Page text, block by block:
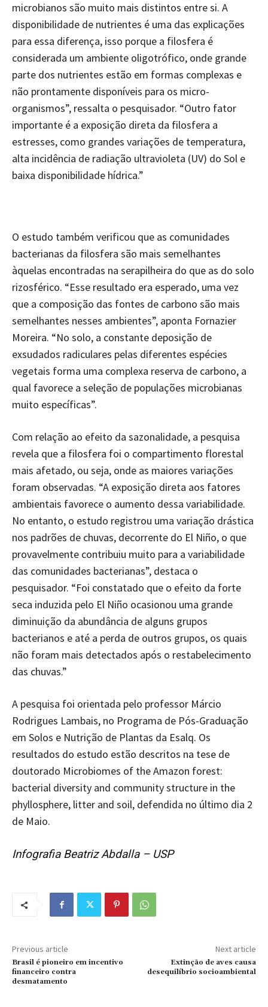
microbianos são muito mais distintos entre si. A
disponibilidade de nutrientes é uma das explicações
para essa diferença, isso porque a filosfera é
considerada um ambiente oligotrófico, onde grande
parte dos nutrientes estão em formas complexas e
não prontamente disponíveis para os micro-
organismos”, ressalta o pesquisador. “Outro fator
importante é a exposição direta da filosfera a
estresses, como grandes variações de temperatura,
alta incidência de radiação ultravioleta (UV) do Sol e
baixa disponibilidade hídrica.”
O estudo também verificou que as comunidades
bacterianas da filosfera são mais semelhantes
àquelas encontradas na serapilheira do que as do solo
rizosférico. “Esse resultado era esperado, uma vez
que a composição das fontes de carbono são mais
semelhantes nesses ambientes”, aponta Fornazier
Moreira. “No solo, a constante deposição de
exsudados radiculares pelas diferentes espécies
vegetais forma uma complexa reserva de carbono, a
qual favorece a seleção de populações microbianas
muito específicas”.
Com relação ao efeito da sazonalidade, a pesquisa
revela que a filosfera foi o compartimento florestal
mais afetado, ou seja, onde as maiores variações
foram observadas. “A exposição direta aos fatores
ambientais favorece o aumento dessa variabilidade.
No entanto, o estudo registrou uma variação drástica
nos padrões de chuvas, decorrente do El Niño, o que
provavelmente contribuiu muito para a variabilidade
das comunidades bacterianas”, destaca o
pesquisador. “Foi constatado que o efeito da forte
seca induzida pelo El Niño ocasionou uma grande
diminuição da abundância de alguns grupos
bacterianos e até a perda de outros grupos, os quais
não foram mais detectados após o restabelecimento
das chuvas.”
A pesquisa foi orientada pelo professor Márcio
Rodrigues Lambais, no Programa de Pós-Graduação
em Solos e Nutrição de Plantas da Esalq. Os
resultados do estudo estão descritos na tese de
doutorado Microbiomes of the Amazon forest:
bacterial diversity and community structure in the
phyllosphere, litter and soil, defendida no último dia 2
de Maio.
Infografia Beatriz Abdalla – USP
Previous article
Brasil é pioneiro em incentivo
financeiro contra
desmatamento
Next article
Extinção de aves causa
desequilíbrio socioambiental